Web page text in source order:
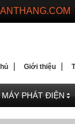
ĐẦU VỀ
Giới thiệu
MÁY PHÁT ĐIỆN